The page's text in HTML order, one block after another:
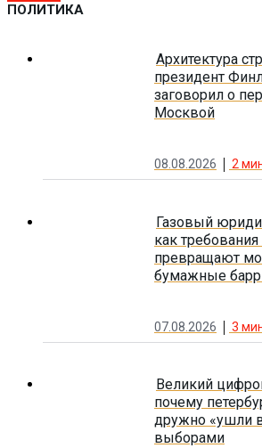
ПОЛИТИКА
Архитектура
президент
заговорил о
Москвой
08.08.2026 2
Газовый
как
превращают
бумажные
07.08.2026 3
Великий
почему
дружно «ушли
выборами